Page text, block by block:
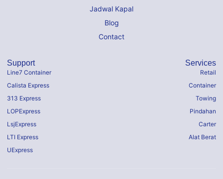
Jadwal Kapal
Blog
Contact
Support
Line7 Container
Calista Express
313 Express
LOPExpress
LsjExpress
LTI Express
UExpress
Services
Retail
Container
Towing
Pindahan
Carter
Alat Berat